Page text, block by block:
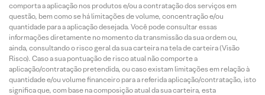
comporta a aplicação nos produtos e/ou a contratação dos serviços em
questão, bem como se há limitações de volume, concentração e/ou
quantidade para a aplicação desejada. Você pode consultar essas
informações diretamente no momento da transmissão da sua ordem ou,
ainda, consultando o risco geral da sua carteira na tela de carteira (Visão
Risco). Caso a sua pontuação de risco atual não comporte a
aplicação/contratação pretendida, ou caso existam limitações em relação à
quantidade e/ou volume financeiro para a referida aplicação/contratação, isto
significa que, com base na composição atual da sua carteira, esta